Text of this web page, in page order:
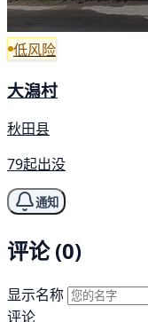
低风险
大潟村
秋田县
79起出没
通知
评论 (0)
显示名称
评论